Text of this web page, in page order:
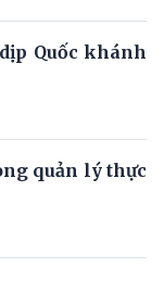
Quốc khánh
quản lý thực